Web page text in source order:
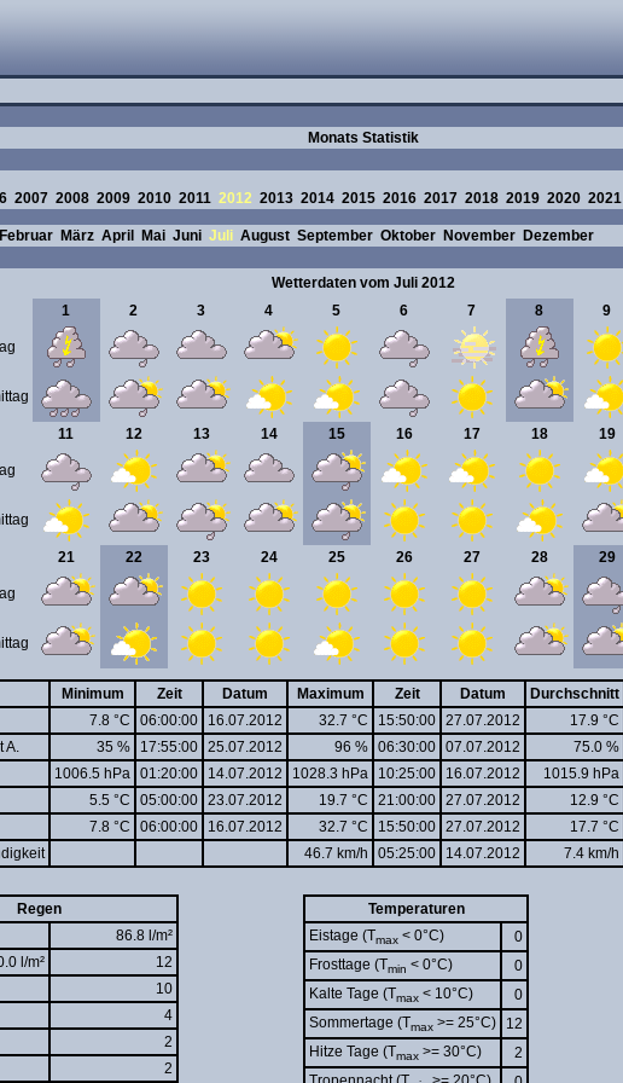
Monats Statistik
2007 2008 2009 2010 2011 2012 2013 2014 2015 2016 2017 2018 2019 2020 2021
Februar März April Mai Juni Juli August September Oktober November Dezember
Wetterdaten vom Juli 2012
1
2 3 4 5 6 7 8 9
11 12 13 14 15 16 17 18 19
21 22 23 24 25 26 27 28 29
Minimum Zeit Datum Maximum Zeit Datum
Durchschnitt
7.8 °C 06:00:00 16.07.2012 32.7 °C 15:50:00 27.07.2012
17.9 °C
A.
35 % 17:55:00 25.07.2012 96 % 06:30:00 07.07.2012
75.0 %
1006.5 hPa 01:20:00 14.07.2012 1028.3 hPa 10:25:00 16.07.2012
1015.9 hPa
5.5 °C 05:00:00 23.07.2012 19.7 °C 21:00:00 27.07.2012
12.9 °C
7.8 °C 06:00:00 16.07.2012 32.7 °C 15:50:00 27.07.2012
17.7 °C
46.7 km/h 05:25:00 14.07.2012 7.4 km/h
Regen
86.8 l/m²
l/m²
12
10
4
2
2
Temperaturen
Eistage (Tmax < 0°C)
0
Frosttage (Tmin < 0°C)
0
Kalte Tage (Tmax < 10°C)
0
Sommertage (Tmax >= 25°C)
12
Hitze Tage (Tmax >= 30°C)
2